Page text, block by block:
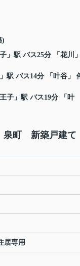
)
」駅 バス25分 「花川
」駅 バス14分 「叶谷」
子 」駅 バス19分 「叶
泉町 新築戸建
居専用